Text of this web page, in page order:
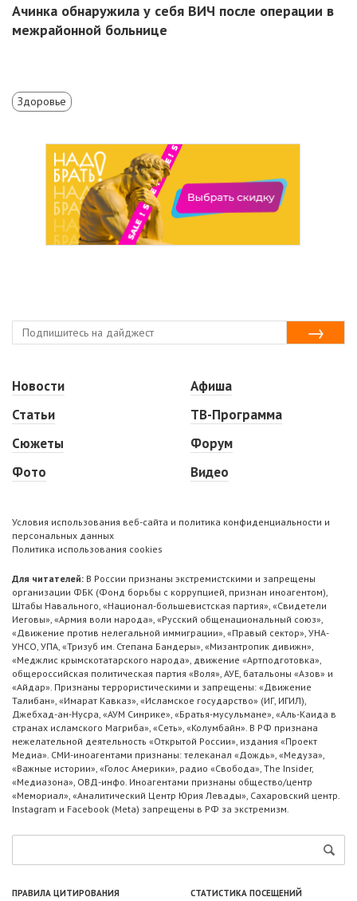
Ачинка обнаружила у себя ВИЧ после операции в
межрайонной больнице
Здоровье
Новости
Статьи
Сюжеты
Фото
Афиша
ТВ-Программа
Форум
Видео
Условия использования веб-сайта и политика конфиденциальности и
персональных данных
Политика использования cookies
Для читателей: В России признаны экстремистскими и запрещены
организации ФБК (Фонд борьбы с коррупцией, признан иноагентом),
Штабы Навального, «Национал-большевистская партия», «Свидетели
Иеговы», «Армия воли народа», «Русский общенациональный союз»,
«Движение против нелегальной иммиграции», «Правый сектор», УНА-
УНСО, УПА, «Тризуб им. Степана Бандеры», «Мизантропик дивижн»,
«Меджлис крымскотатарского народа», движение «Артподготовка»,
общероссийская политическая партия «Воля», АУЕ, батальоны «Азов» и
«Айдар». Признаны террористическими и запрещены: «Движение
Талибан», «Имарат Кавказ», «Исламское государство» (ИГ, ИГИЛ),
Джебхад-ан-Нусра, «АУМ Синрике», «Братья-мусульмане», «Аль-Каида в
странах исламского Магриба», «Сеть», «Колумбайн». В РФ признана
нежелательной деятельность «Открытой России», издания «Проект
Медиа». СМИ-иноагентами признаны: телеканал «Дождь», «Медуза»,
«Важные истории», «Голос Америки», радио «Свобода», The Insider,
«Медиазона», ОВД-инфо. Иноагентами признаны общество/центр
«Мемориал», «Аналитический Центр Юрия Левады», Сахаровский центр.
Instagram и Facebook (Metа) запрещены в РФ за экстремизм.
ПРАВИЛА ЦИТИРОВАНИЯ СТАТИСТИКА ПОСЕЩЕНИЙ